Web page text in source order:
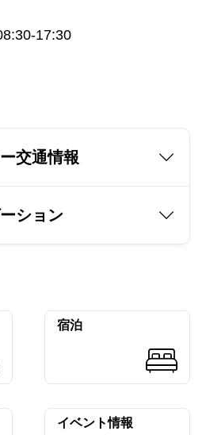
17:30
交通情報
ション
宿泊
イベント情報